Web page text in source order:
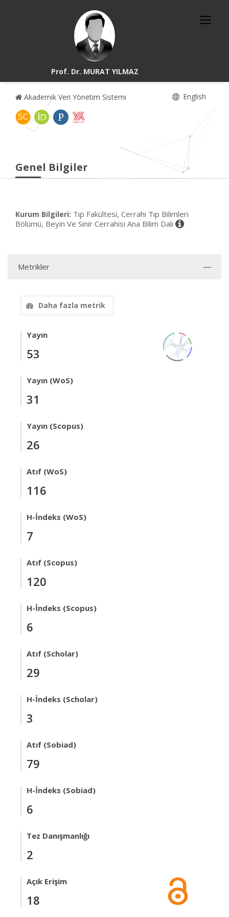
Prof. Dr. MURAT YILMAZ
Akademik Veri Yönetim Sistemi English
Genel Bilgiler
Kurum Bilgileri: Tıp Fakültesi, Cerrahi Tıp Bilimleri
Bölümü, Beyin Ve Sinir Cerrahisi Ana Bilim Dalı
Metrikler
Daha fazla metrik
Yayın
53
Yayın (WoS)
31
Yayın (Scopus)
26
Atıf (WoS)
116
H-İndeks (WoS)
7
Atıf (Scopus)
120
H-İndeks (Scopus)
6
Atıf (Scholar)
29
H-İndeks (Scholar)
3
Atıf (Sobiad)
79
H-İndeks (Sobiad)
6
Tez Danışmanlığı
2
Açık Erişim
18